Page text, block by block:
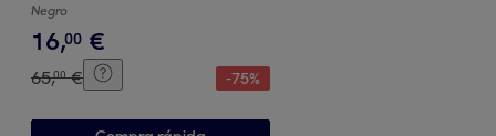
Negro
16,00 €
65,00 € -75%